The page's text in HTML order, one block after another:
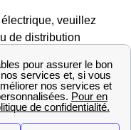
veuillez
de distribution
+ n° de votre
rapidement de
d'électricité.
de gaz en 2025 à